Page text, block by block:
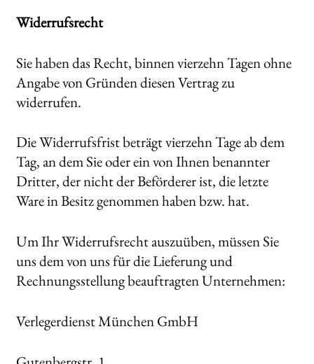
AKTUELLES
NEWSLETTER
WEITERE VERLAGE
Search:
Widerrufsrecht
Sie haben das Recht, binnen vierzehn Tagen ohne
Angabe von Gründen diesen Vertrag zu
widerrufen.
Die Widerrufsfrist beträgt vierzehn Tage ab dem
Tag, an dem Sie oder ein von Ihnen benannter
Dritter, der nicht der Beförderer ist, die letzte
Ware in Besitz genommen haben bzw. hat.
Um Ihr Widerrufsrecht auszuüben, müssen Sie
uns dem von uns für die Lieferung und
Rechnungsstellung beauftragten Unternehmen:
Verlegerdienst München GmbH